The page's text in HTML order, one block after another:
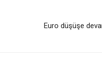
Euro düşüşe